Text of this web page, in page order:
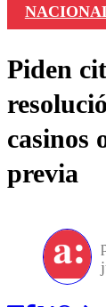
Piden
casinos
previa